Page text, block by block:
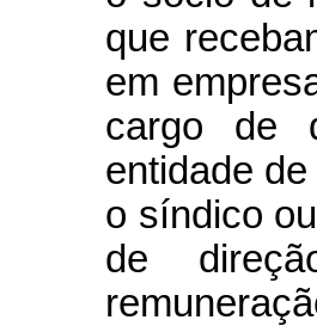
que
em
cargo de
entidade
o síndico
de